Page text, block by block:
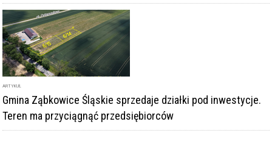
ARTYKUŁ
Gmina Ząbkowice Śląskie sprzedaje działki pod inwestycje.
Teren ma przyciągnąć przedsiębiorców